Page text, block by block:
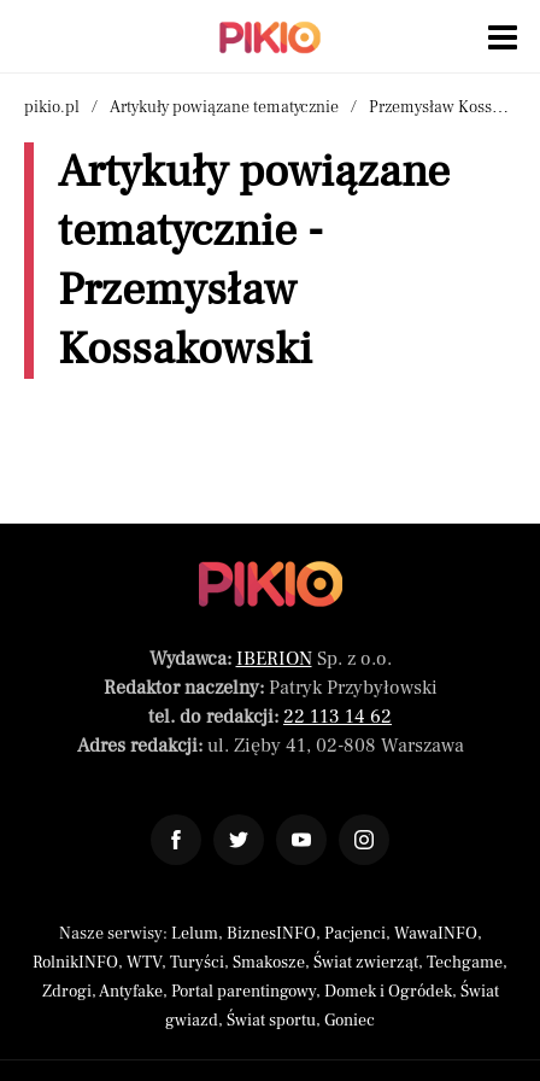
pikio.pl Artykuły powiązane tematycznie Przemysław Kossakowski
Artykuły powiązane
tematycznie -
Przemysław
Kossakowski
Wydawca: IBERIONSp. z o.o.
Redaktor naczelny:Patryk Przybyłowski
tel. do redakcji: 22 113 14 62
Adres redakcji:ul. Zięby 41, 02-808 Warszawa
Nasze serwisy: Lelum, BiznesINFO, Pacjenci, WawaINFO,
RolnikINFO, WTV, Turyści, Smakosze, Świat zwierząt, Techgame,
Zdrogi,Antyfake, Portal parentingowy, Domek i Ogródek, Świat
gwiazd, Świat sportu, Goniec